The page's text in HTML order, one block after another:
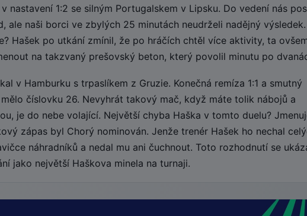
nastavení 1:2 se silným Portugalskem v Lipsku. Do vedení nás
ale naši borci ve zbylých 25 minutách neudrželi nadějný výsledek.
Hašek po utkání zmínil, že po hráčích chtěl více aktivity, ta
na takzvaný prešovský beton, který povolil minutu po
v Hamburku s trpaslíkem z Gruzie. Konečná remíza 1:1 a smutný
číslovku 26. Nevyhrát takový mač, když máte tolik nábojů a
je do nebe volající. Největší chyba Haška v tomto duelu?
zápas byl Chorý nominován. Jenže trenér Hašek ho nechal
náhradníků a nedal mu ani čuchnout. Toto rozhodnutí se
jako největší Haškova minela na turnaji.